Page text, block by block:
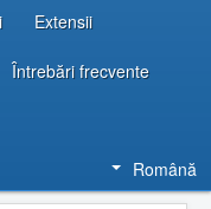
Extensii
Întrebări frecvente
Română